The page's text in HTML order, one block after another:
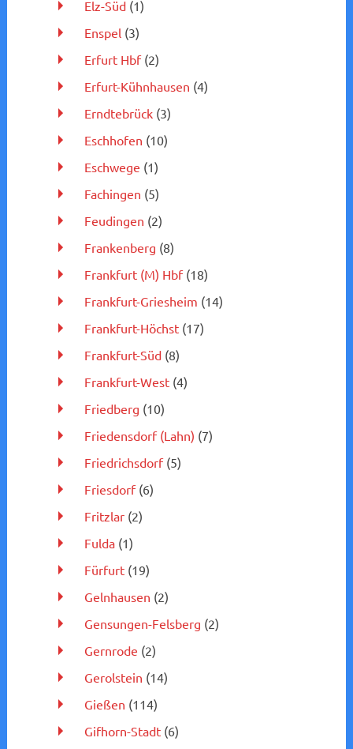
Elz-Süd(1)
Enspel(3)
Erfurt Hbf(2)
Erfurt-Kühnhausen (4)
Erndtebrück(3)
Eschhofen (10)
Eschwege (1)
Fachingen (5)
Feudingen (2)
Frankenberg (8)
Frankfurt (M) Hbf(18)
Frankfurt-Griesheim (14)
Frankfurt-Höchst(17)
Frankfurt-Süd(8)
Frankfurt-West(4)
Friedberg (10)
Friedensdorf (Lahn) (7)
Friedrichsdorf(5)
Friesdorf(6)
Fritzlar(2)
Fulda(1)
Fürfurt(19)
Gelnhausen (2)
Gensungen-Felsberg (2)
Gernrode (2)
Gerolstein (14)
Gießen (114)
Gifhorn-Stadt(6)